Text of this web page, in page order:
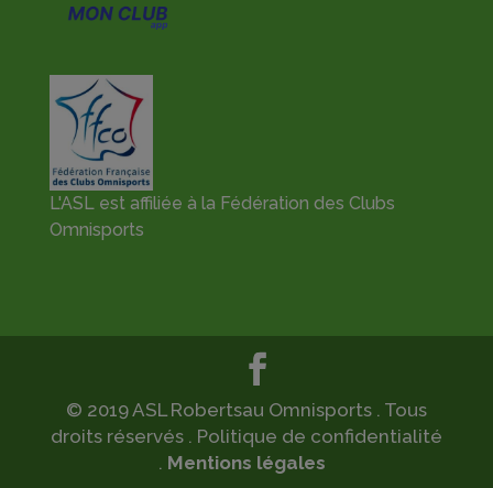
L'ASL est affiliée à la Fédération des Clubs
Omnisports
© 2019 ASL Robertsau Omnisports . Tous
droits réservés . Politique de confidentialité
. Mentions légales